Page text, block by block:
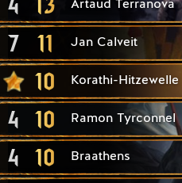
4 13 Artaud Terranova
7 11 Jan Calveit
10 Korathi-Hitzewelle
4 10 Ramon Tyrconnel
4 10 Braathens